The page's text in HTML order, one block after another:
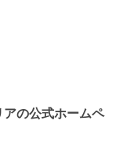
の公式ホームペ